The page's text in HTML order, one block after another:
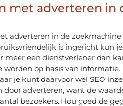
met adverteren in
adverteren in de zoekmachine
is ingericht kun
meer een dienstverlener dan
op basis van informatie.
je kunt daarvoor wel SEO
door adverteren, want de
bezoekers. Hou goed de